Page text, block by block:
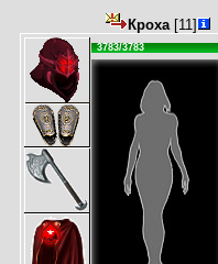
Кроха[11]
3783/3783